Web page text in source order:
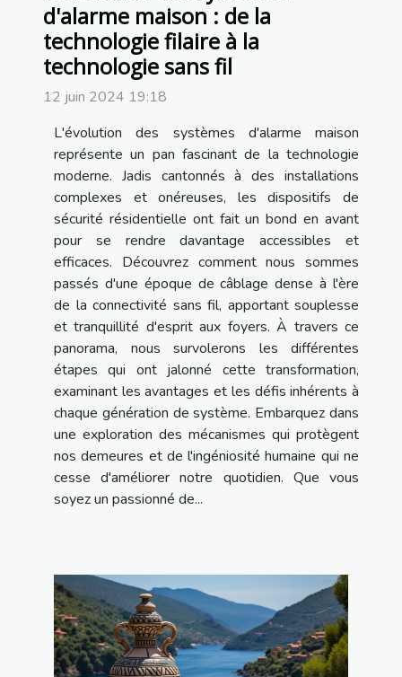
d'alarme maison : de la
technologie filaire à la
technologie sans fil
12 juin 2024 19:18
L'évolution des systèmes d'alarme maison
représente un pan fascinant de la technologie
moderne. Jadis cantonnés à des installations
complexes et onéreuses, les dispositifs de
sécurité résidentielle ont fait un bond en avant
pour se rendre davantage accessibles et
efficaces. Découvrez comment nous sommes
passés d'une époque de câblage dense à l'ère
de la connectivité sans fil, apportant souplesse
et tranquillité d'esprit aux foyers. À travers ce
panorama, nous survolerons les différentes
étapes qui ont jalonné cette transformation,
examinant les avantages et les défis inhérents à
chaque génération de système. Embarquez dans
une exploration des mécanismes qui protègent
nos demeures et de l'ingéniosité humaine qui ne
cesse d'améliorer notre quotidien. Que vous
soyez un passionné de...